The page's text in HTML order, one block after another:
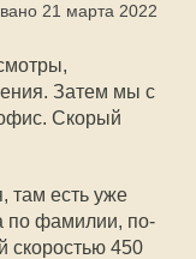
21 марта 2022
Затем мы с
Скорый
там есть уже
по фамилии, по-
скоростью 450